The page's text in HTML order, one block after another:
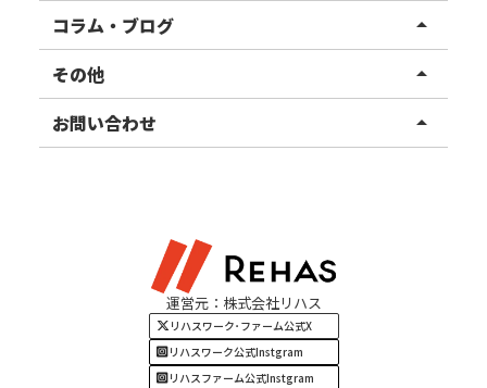
リハスファーム
関東エリア
東北エリア
甲信越エリア
四国・九州エリア
コラム・ブログ arrow_drop_up
事業所ブログ
ご利用者様の声
その他 arrow_drop_up
お知らせ
お問い合わせ arrow_drop_up
運営元：株式会社リハス
リハスワーク･ファーム公式X
リハスワーク公式Instgram
リハスファーム公式Instgram